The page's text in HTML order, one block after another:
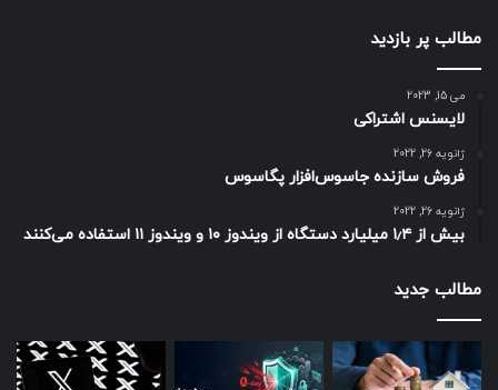
مطالب پر بازدید
می 15, 2023
لایسنس اشتراکی
ژانویه 26, 2022
فروش سازنده جاسوس‌افزار پگاسوس
ژانویه 26, 2022
بیش از ۱٫۴ میلیارد دستگاه از ویندوز ۱۰ و ویندوز ۱۱ استفاده می‌کنند
مطالب جدید